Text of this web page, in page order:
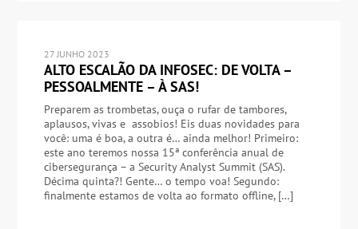
27 JUNHO 2023
ALTO ESCALÃO DA INFOSEC: DE VOLTA –
PESSOALMENTE – À SAS!
Preparem as trombetas, ouça o rufar de tambores,
aplausos, vivas e assobios! Eis duas novidades para
você: uma é boa, a outra é… ainda melhor! Primeiro:
este ano teremos nossa 15ª conferência anual de
cibersegurança – a Security Analyst Summit (SAS).
Décima quinta?! Gente… o tempo voa! Segundo:
finalmente estamos de volta ao formato offline, […]